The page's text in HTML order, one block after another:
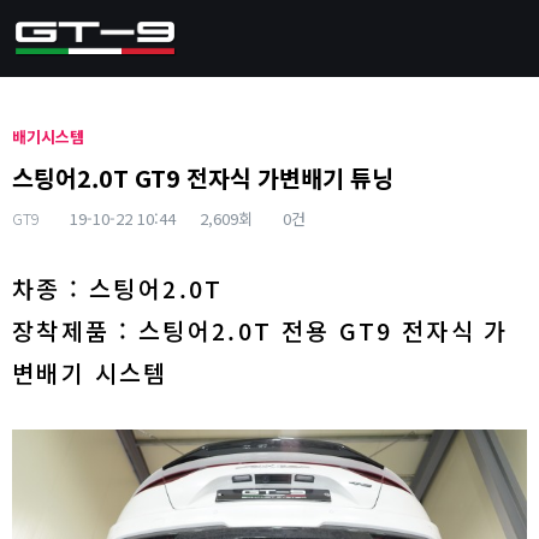
배기시스템
스팅어2.0T GT9 전자식 가변배기 튜닝
GT9 19-10-22 10:44 2,609회 0건
본문
차종 : 스팅어2.0T
장착제품 : 스팅어2.0T 전용 GT9 전자식 가
변배기 시스템